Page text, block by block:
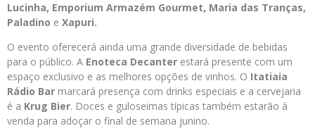
Lucinha, Emporium Armazém Gourmet, Maria das Tranças,
Paladino e Xapuri.
O evento oferecerá ainda uma grande diversidade de bebidas
para o público. A Enoteca Decanter estará presente com um
espaço exclusivo e as melhores opções de vinhos. O Itatiaia
Rádio Bar marcará presença com drinks especiais e a cervejaria
é a Krug Bier. Doces e guloseimas típicas também estarão à
venda para adoçar o final de semana junino.